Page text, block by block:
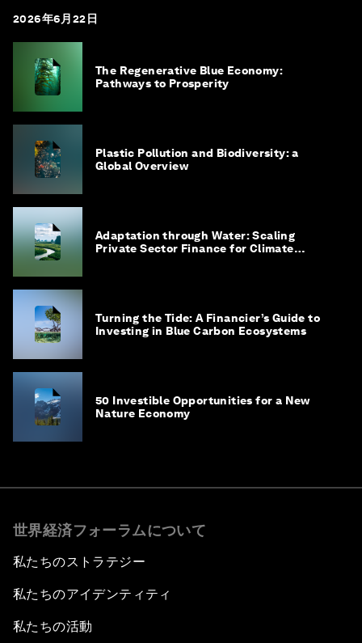
2026年6月22日
The Regenerative Blue Economy:
Pathways to Prosperity
Plastic Pollution and Biodiversity: a
Global Overview
Adaptation through Water: Scaling
Private Sector Finance for Climate
Turning the Tide: A Financier’s Guide to
Investing in Blue Carbon Ecosystems
50 Investible Opportunities for a New
Nature Economy
世界経済フォーラムについて
私たちのストラテジー
私たちのアイデンティティ
私たちの活動